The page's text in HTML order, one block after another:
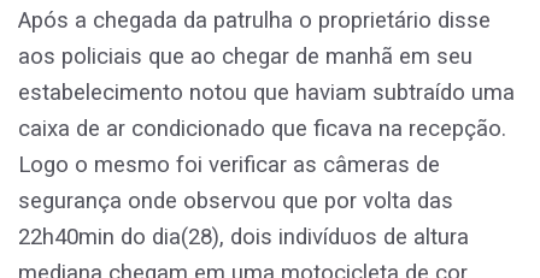
Após a chegada da patrulha o proprietário disse
aos policiais que ao chegar de manhã em seu
estabelecimento notou que haviam subtraído uma
caixa de ar condicionado que ficava na recepção.
Logo o mesmo foi verificar as câmeras de
segurança onde observou que por volta das
22h40min do dia(28), dois indivíduos de altura